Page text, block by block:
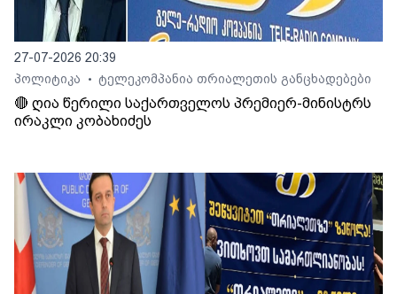
27-07-2026 20:39
პოლიტიკა
• ტელეკომპანია თრიალეთის განცხადებები
🔴 ღია წერილი საქართველოს პრემიერ-მინისტრს
ირაკლი კობახიძეს